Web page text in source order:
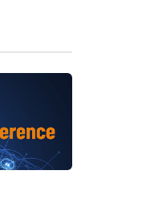
경기